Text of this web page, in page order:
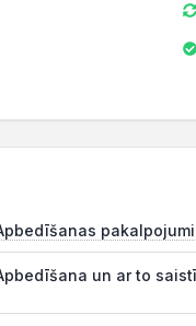
pakalpojumi
un ar to